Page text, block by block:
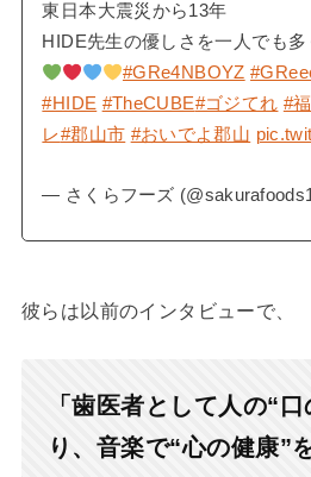
東日本大震災から13年
HIDE先生の優しさを一人でも
#GRe4NBOYZ
#HIDE #TheCUBE#ゴジてれ #
レ#郡山市 #おいでよ郡山
— さくらフーズ
彼らは以前のインタビューで、
「歯医者として人の“
り、音楽で“心の健康”